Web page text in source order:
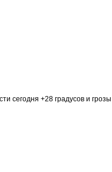
сегодня +28 градусов и грозы